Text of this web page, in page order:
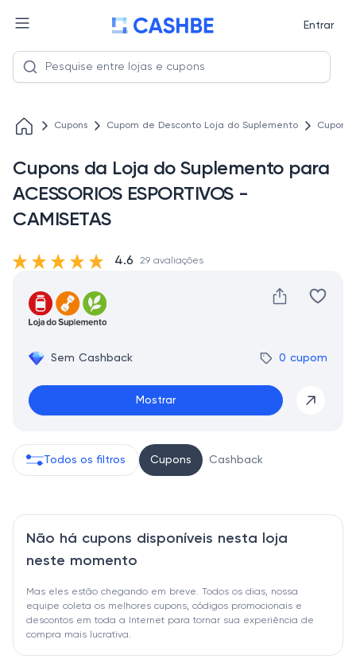
Entrar
Cupons Cupom de Desconto Loja do Suplemento Cupons
Cupons da Loja do Suplemento para
ACESSORIOS ESPORTIVOS -
CAMISETAS
Sem Cashback 0 cupom
Mostrar
4.6 29 avaliações
Todos os filtros Cupons Cashback
Não há cupons disponíveis nesta loja
neste momento
Mas eles estão chegando em breve. Todos os dias, nossa
equipe coleta os melhores cupons, códigos promocionais e
descontos em toda a Internet para tornar sua experiência de
compra mais lucrativa.